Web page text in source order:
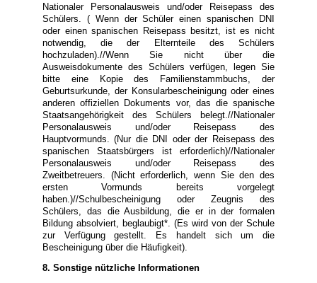
Nationaler Personalausweis und/oder Reisepass des
Schülers. ( Wenn der Schüler einen spanischen DNI
oder einen spanischen Reisepass besitzt, ist es nicht
notwendig, die der Elternteile des Schülers
hochzuladen).//Wenn Sie nicht über die
Ausweisdokumente des Schülers verfügen, legen Sie
bitte eine Kopie des Familienstammbuchs, der
Geburtsurkunde, der Konsularbescheinigung oder eines
anderen offiziellen Dokuments vor, das die spanische
Staatsangehörigkeit des Schülers belegt.//Nationaler
Personalausweis und/oder Reisepass des
Hauptvormunds. (Nur die DNI oder der Reisepass des
spanischen Staatsbürgers ist erforderlich)//Nationaler
Personalausweis und/oder Reisepass des
Zweitbetreuers. (Nicht erforderlich, wenn Sie den des
ersten Vormunds bereits vorgelegt
haben.)//Schulbescheinigung oder Zeugnis des
Schülers, das die Ausbildung, die er in der formalen
Bildung absolviert, beglaubigt*. (Es wird von der Schule
zur Verfügung gestellt. Es handelt sich um die
Bescheinigung über die Häufigkeit).
8. Sonstige nützliche Informationen